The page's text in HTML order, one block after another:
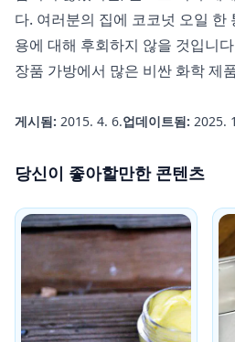
다. 여러분의 집에 코코넛 오일 한
용에 대해 후회하지 않을 것입니
장품 가방에서 많은 비싼 화학 제
게시됨: 2015. 4. 6.업데이트됨: 2025.
당신이 좋아할만한 콘텐츠